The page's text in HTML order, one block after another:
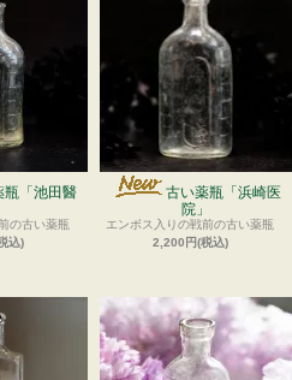
瓶「池田醫
の古い薬瓶
込)
古い薬瓶「浜崎医
院」
エンボス入りの戦前の古い薬瓶
2,200円(税込)